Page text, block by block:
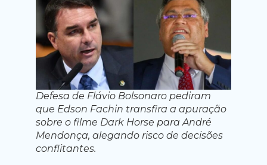
Defesa de Flávio Bolsonaro pediram
que Edson Fachin transfira a apuração
sobre o filme Dark Horse para André
Mendonça, alegando risco de decisões
conflitantes.